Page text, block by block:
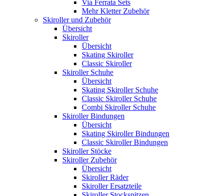
Via Ferrata Sets
Mehr Kletter Zubehör
Skiroller und Zubehör
Übersicht
Skiroller
Übersicht
Skating Skiroller
Classic Skiroller
Skiroller Schuhe
Übersicht
Skating Skiroller Schuhe
Classic Skiroller Schuhe
Combi Skiroller Schuhe
Skiroller Bindungen
Übersicht
Skating Skiroller Bindungen
Classic Skiroller Bindungen
Skiroller Stöcke
Skiroller Zubehör
Übersicht
Skiroller Räder
Skiroller Ersatzteile